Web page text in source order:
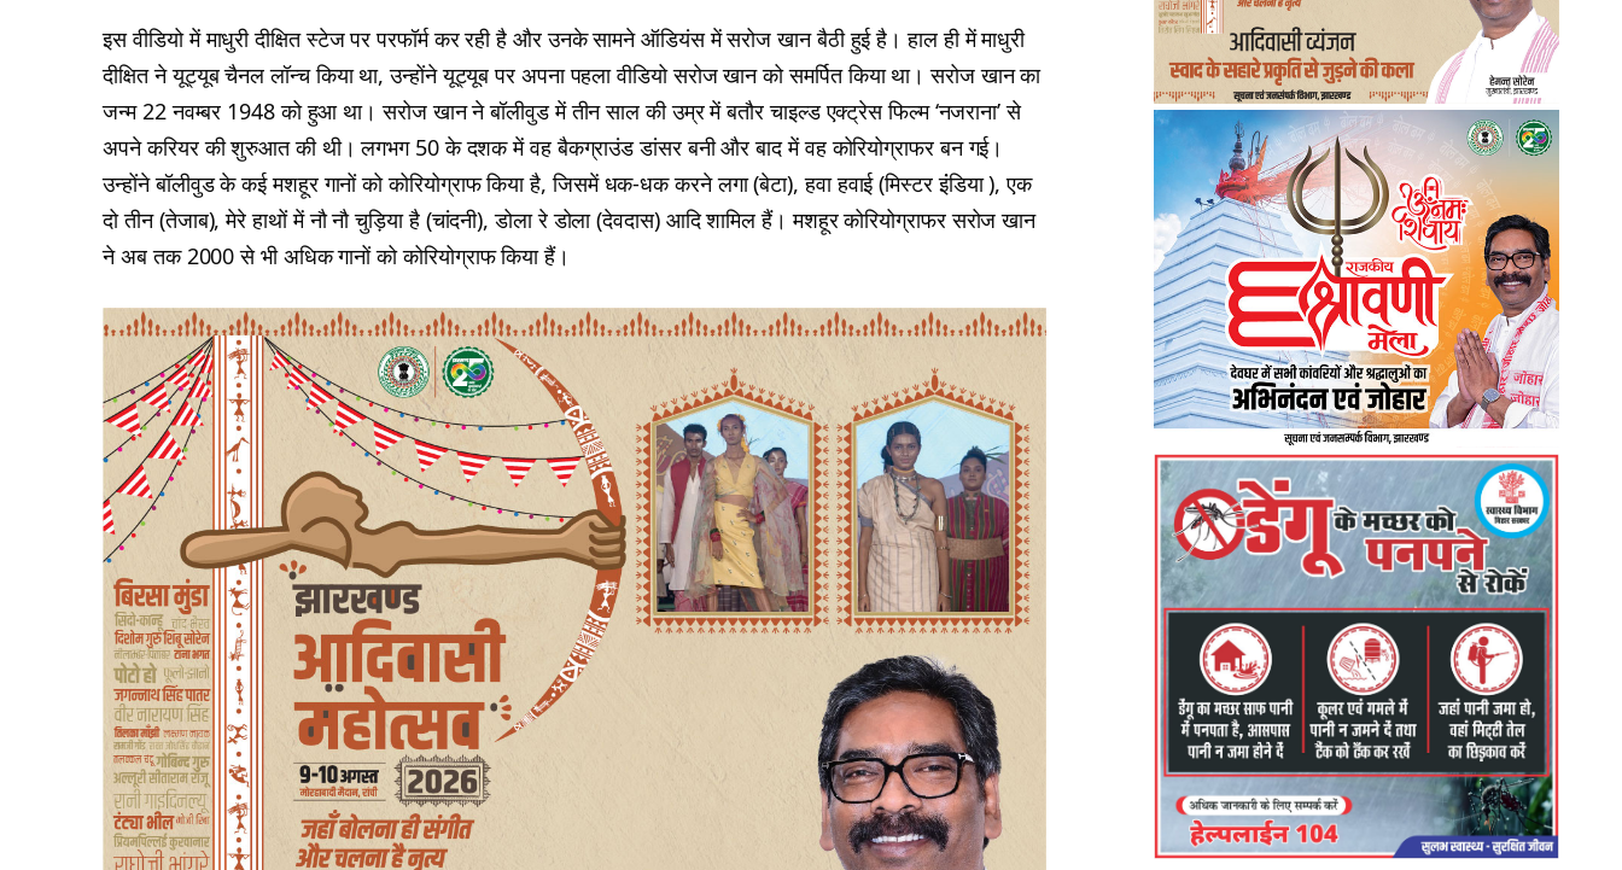
इस वीडियो में माधुरी दीक्षित स्टेज पर परफॉर्म कर रही है और उनके सामने ऑडियंस में सरोज खान बैठी हुई है। हाल ही में माधुरी
दीक्षित ने यूट्यूब चैनल लॉन्च किया था, उन्होंने यूट्यूब पर अपना पहला वीडियो सरोज खान को समर्पित किया था। सरोज खान का
जन्म 22 नवम्बर 1948 को हुआ था। सरोज खान ने बॉलीवुड में तीन साल की उम्र में बतौर चाइल्ड एक्ट्रेस फिल्म ‘नजराना’ से
अपने करियर की शुरुआत की थी। लगभग 50 के दशक में वह बैकग्राउंड डांसर बनी और बाद में वह कोरियोग्राफर बन गई।
उन्होंने बॉलीवुड के कई मशहूर गानों को कोरियोग्राफ किया है, जिसमें धक-धक करने लगा (बेटा), हवा हवाई (मिस्टर इंंडिया ), एक
दो तीन (तेजाब), मेरे हाथों में नौ नौ चुड़िया है (चांदनी), डोला रे डोला (देवदास) आदि शामिल हैं। मशहूर कोरियोग्राफर सरोज खान
ने अब तक 2000 से भी अधिक गानों को कोरियोग्राफ किया हैं।